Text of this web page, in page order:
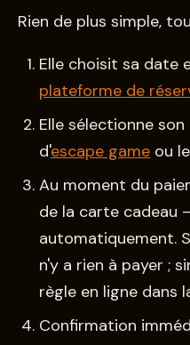
Rien de plus simple,
Elle choisit sa date
plateforme de
Elle sélectionne
d'escape game ou le
Au moment du
de la carte cadeau
automatiquement.
n'y a rien à payer ;
règle en ligne dans
Confirmation